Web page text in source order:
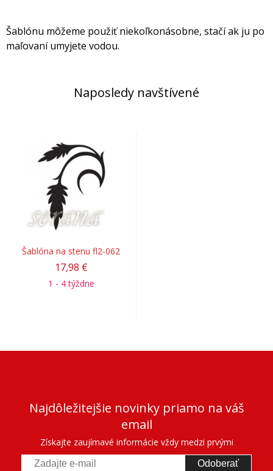
Šablónu môžeme použiť niekoľkonásobne, stačí ak ju po
maľovaní umyjete vodou.
Naposledy navštívené
Šablóna na stenu fl2-062
17,98 €
1 - 4 týždne
Najdôležitejšie novinky priamo na váš
email
Získajte zaujímavé informácie vždy medzi prvými
Odoberať